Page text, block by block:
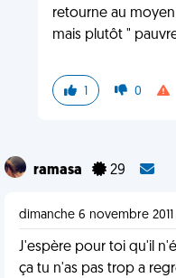
retourne au moyen
mais plutôt "
1 0
ramasa 29
dimanche 6 novembre 2011
J'espère pour toi qu'il
ça tu n'as pas trop a